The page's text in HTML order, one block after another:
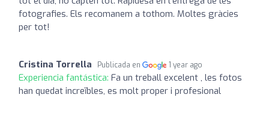
fotografies. Els recomanem a tothom. Moltes gràcies
per tot!
Cristina Torrella Publicada en 1 year ago
Experiencia fantástica: Fa un treball excelent , les fotos
han quedat increïbles, es molt proper i profesional